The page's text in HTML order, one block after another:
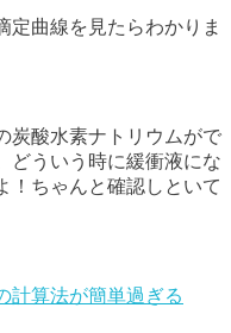
定曲線を見たらわかりま
炭酸水素ナトリウムがで
どういう時に緩衝液にな
！ちゃんと確認しといて
計算法が簡単過ぎる